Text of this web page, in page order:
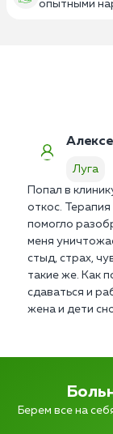
опытными
Луга
Попал в
откос.
помогло
меня
стыд, страх,
такие же. Как
сдаваться и
жена и дети
Берем все на